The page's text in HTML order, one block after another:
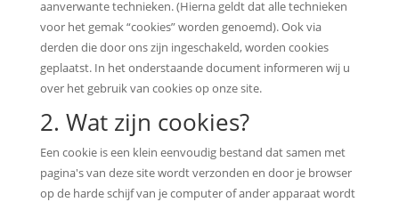
aanverwante technieken. (Hierna geldt dat alle technieken
voor het gemak “cookies” worden genoemd). Ook via
derden die door ons zijn ingeschakeld, worden cookies
geplaatst. In het onderstaande document informeren wij u
over het gebruik van cookies op onze site.
2. Wat zijn cookies?
Een cookie is een klein eenvoudig bestand dat samen met
pagina's van deze site wordt verzonden en door je browser
op de harde schijf van je computer of ander apparaat wordt